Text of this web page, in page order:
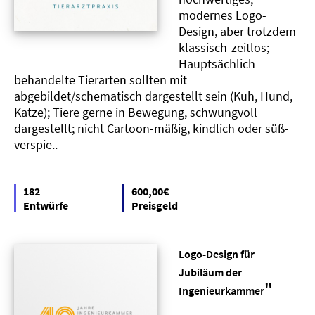
modernes Logo-
Design, aber trotzdem
klassisch-zeitlos;
Hauptsächlich
behandelte Tierarten sollten mit
abgebildet/schematisch dargestellt sein (Kuh, Hund,
Katze); Tiere gerne in Bewegung, schwungvoll
dargestellt; nicht Cartoon-mäßig, kindlich oder süß-
verspie..
182
Entwürfe
600,00€
Preisgeld
Logo-Design für
Jubiläum der
Ingenieurkammer"